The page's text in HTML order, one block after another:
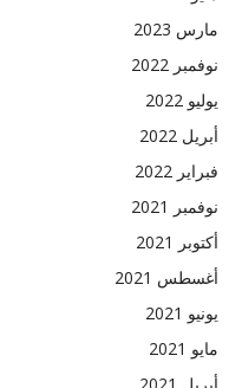
مارس 2023
نوفمبر 2022
يوليو 2022
أبريل 2022
فبراير 2022
نوفمبر 2021
أكتوبر 2021
أغسطس 2021
يونيو 2021
مايو 2021